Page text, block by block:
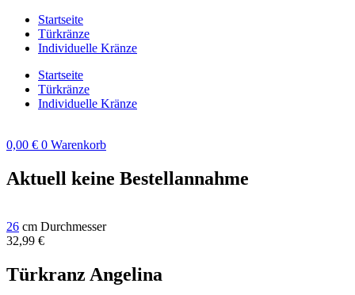
Zum
Inhalt
springen
Startseite
Türkränze
Individuelle Kränze
Startseite
Türkränze
Individuelle Kränze
0,00 € 0 Warenkorb
Aktuell keine Bestellannahme
26 cm Durchmesser
32,99 €
Türkranz Angelina